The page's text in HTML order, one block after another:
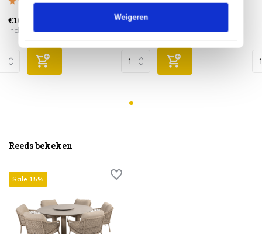
Weigeren
€109,95
Incl. btw
€109,95
Incl. btw
Reeds bekeken
Sale 15%